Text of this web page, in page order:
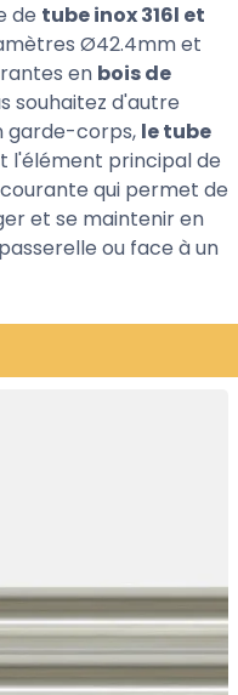
de tube inox 316l et
Ø42.4mm et
en bois de
souhaitez d'autre
garde-corps, le tube
l'élément principal de
qui permet de
et se maintenir en
ou face à un